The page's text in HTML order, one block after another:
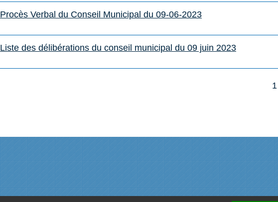
Procès Verbal du Conseil Municipal du 09-06-2023
Liste des délibérations du conseil municipal du 09 juin 2023
1